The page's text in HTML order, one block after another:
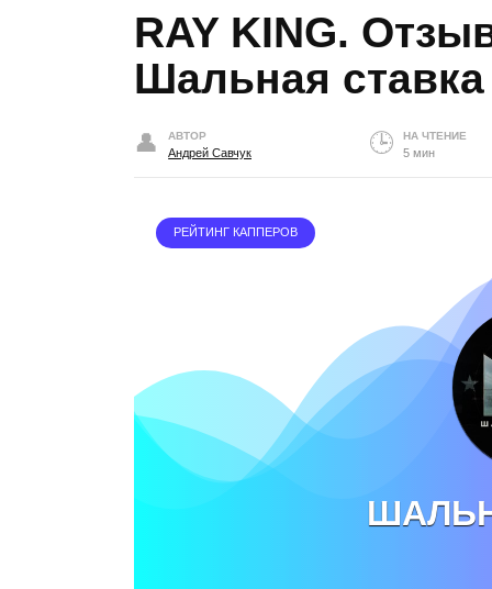
RAY KING.
Шальная
АВТОР
Андрей Савчук
НА ЧТЕНИЕ
5 мин
РЕЙТИНГ КАППЕРОВ